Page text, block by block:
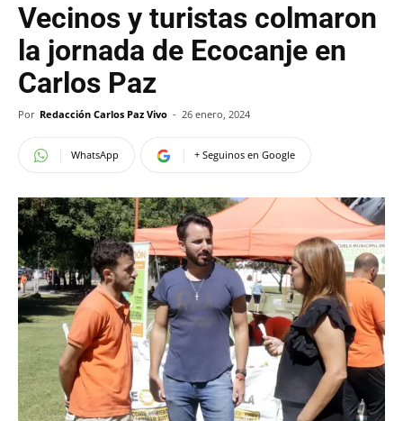
Vecinos y turistas colmaron
la jornada de Ecocanje en
Carlos Paz
Por Redacción Carlos Paz Vivo - 26 enero, 2024
WhatsApp + Seguinos en Google